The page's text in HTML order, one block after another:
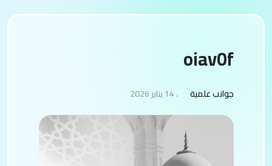
oiav0f
جوانب علمية . 14 يناير 2026